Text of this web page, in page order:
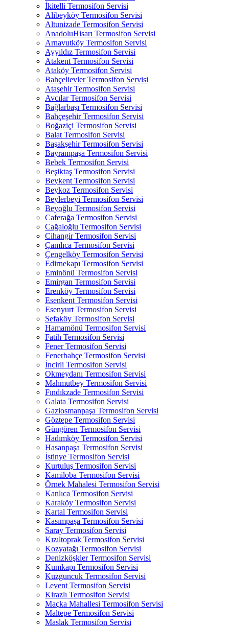
İkitelli Termosifon Servisi
Alibeyköy Termosifon Servisi
Altunizade Termosifon Servisi
AnadoluHisarı Termosifon Servisi
Arnavutköy Termosifon Servisi
Ayyıldız Termosifon Servisi
Atakent Termosifon Servisi
Ataköy Termosifon Servisi
Bahçelievler Termosifon Servisi
Ataşehir Termosifon Servisi
Avcılar Termosifon Servisi
Bağlarbaşı Termosifon Servisi
Bahçeşehir Termosifon Servisi
Boğaziçi Termosifon Servisi
Balat Termosifon Servisi
Başakşehir Termosifon Servisi
Bayrampaşa Termosifon Servisi
Bebek Termosifon Servisi
Beşiktaş Termosifon Servisi
Beykent Termosifon Servisi
Beykoz Termosifon Servisi
Beylerbeyi Termosifon Servisi
Beyoğlu Termosifon Servisi
Caferağa Termosifon Servisi
Cağaloğlu Termosifon Servisi
Cihangir Termosifon Servisi
Çamlıca Termosifon Servisi
Çengelköy Termosifon Servisi
Edirnekapı Termosifon Servisi
Eminönü Termosifon Servisi
Emirgan Termosifon Servisi
Erenköy Termosifon Servisi
Esenkent Termosifon Servisi
Esenyurt Termosifon Servisi
Sefaköy Termosifon Servisi
Hamamönü Termosifon Servisi
Fatih Termosifon Servisi
Fener Termosifon Servisi
Fenerbahçe Termosifon Servisi
İncirli Termosifon Servisi
Okmeydanı Termosifon Servisi
Mahmutbey Termosifon Servisi
Fındıkzade Termosifon Servisi
Galata Termosifon Servisi
Gaziosmanpaşa Termosifon Servisi
Göztepe Termosifon Servisi
Güngören Termosifon Servisi
Hadımköy Termosifon Servisi
Hasanpaşa Termosifon Servisi
İstinye Termosifon Servisi
Kurtuluş Termosifon Servisi
Kamiloba Termosifon Servisi
Örnek Mahalesi Termosifon Servisi
Kanlıca Termosifon Servisi
Karaköy Termosifon Servisi
Kartal Termosifon Servisi
Kasımpaşa Termosifon Servisi
Saray Termosifon Servisi
Kızıltoprak Termosifon Servisi
Kozyatağı Termosifon Servisi
Denizköşkler Termosifon Servisi
Kumkapı Termosifon Servisi
Kuzguncuk Termosifon Servisi
Levent Termosifon Servisi
Kirazlı Termosifon Servisi
Maçka Mahallesi Termosifon Servisi
Maltepe Termosifon Servisi
Maslak Termosifon Servisi